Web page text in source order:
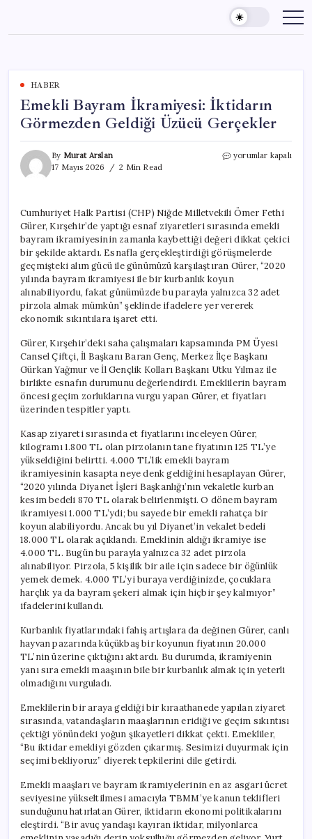
content
HABER
Emekli Bayram İkramiyesi: İktidarın
Görmezden Geldiği Üzücü Gerçekler
By Murat Arslan
17 Mayıs 2026
2 Min Read
Emekli
Geldiği
Üzücü
Gerçekler
için
yorumlar kapalı
Cumhuriyet Halk Partisi (CHP) Niğde Milletvekili Ömer Fethi
Gürer, Kırşehir’de yaptığı esnaf ziyaretleri sırasında emekli
bayram ikramiyesinin zamanla kaybettiği değeri dikkat çekici
bir şekilde aktardı. Esnafla gerçekleştirdiği görüşmelerde
geçmişteki alım gücü ile günümüzü karşılaştıran Gürer, “2020
yılında bayram ikramiyesi ile bir kurbanlık koyun
alınabiliyordu, fakat günümüzde bu parayla yalnızca 32 adet
pirzola almak mümkün” şeklinde ifadelere yer vererek
ekonomik sıkıntılara işaret etti.
Gürer, Kırşehir’deki saha çalışmaları kapsamında PM Üyesi
Cansel Çiftçi, İl Başkanı Baran Genç, Merkez İlçe Başkanı
Gürkan Yağmur ve İl Gençlik Kolları Başkanı Utku Yılmaz ile
birlikte esnafın durumunu değerlendirdi. Emeklilerin bayram
öncesi geçim zorluklarına vurgu yapan Gürer, et fiyatları
üzerinden tespitler yaptı.
Kasap ziyareti sırasında et fiyatlarını inceleyen Gürer,
kilogramı 1.800 TL olan pirzolanın tane fiyatının 125 TL’ye
yükseldiğini belirtti. 4.000 TL’lik emekli bayram
ikramiyesinin kasapta neye denk geldiğini hesaplayan Gürer,
“2020 yılında Diyanet İşleri Başkanlığı’nın vekaletle kurban
kesim bedeli 870 TL olarak belirlenmişti. O dönem bayram
ikramiyesi 1.000 TL’ydi; bu sayede bir emekli rahatça bir
koyun alabiliyordu. Ancak bu yıl Diyanet’in vekalet bedeli
18.000 TL olarak açıklandı. Emeklinin aldığı ikramiye ise
4.000 TL. Bugün bu parayla yalnızca 32 adet pirzola
alınabiliyor. Pirzola, 5 kişilik bir aile için sadece bir öğünlük
yemek demek. 4.000 TL’yi buraya verdiğinizde, çocuklara
harçlık ya da bayram şekeri almak için hiçbir şey kalmıyor”
ifadelerini kullandı.
Kurbanlık fiyatlarındaki fahiş artışlara da değinen Gürer, canlı
hayvan pazarında küçükbaş bir koyunun fiyatının 20.000
TL’nin üzerine çıktığını aktardı. Bu durumda, ikramiyenin
yanı sıra emekli maaşının bile bir kurbanlık almak için yeterli
olmadığını vurguladı.
Emeklilerin bir araya geldiği bir kıraathanede yapılan ziyaret
sırasında, vatandaşların maaşlarının eridiği ve geçim sıkıntısı
çektiği yönündeki yoğun şikayetleri dikkat çekti. Emekliler,
“Bu iktidar emekliyi gözden çıkarmış. Sesimizi duyurmak için
seçimi bekliyoruz” diyerek tepkilerini dile getirdi.
Emekli maaşları ve bayram ikramiyelerinin en az asgari ücret
seviyesine yükseltilmesi amacıyla TBMM’ye kanun teklifleri
sunduğunu hatırlatan Gürer, iktidarın ekonomi politikalarını
eleştirdi. “Bir avuç yandaşı kayıran iktidar, milyonlarca